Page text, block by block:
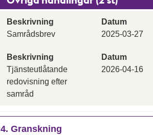
Beskrivning
Samrådsbrev
Datum
2025-03-27
Beskrivning
Tjänsteutlåtande
redovisning efter
samråd
Datum
2026-04-16
4. Granskning